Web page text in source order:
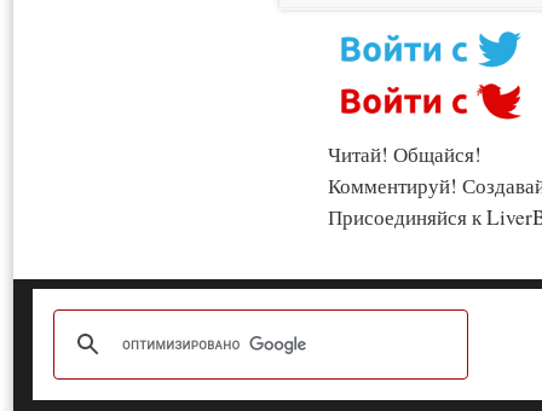
Читай! Общайся!
Комментируй!
Присоединяйся к